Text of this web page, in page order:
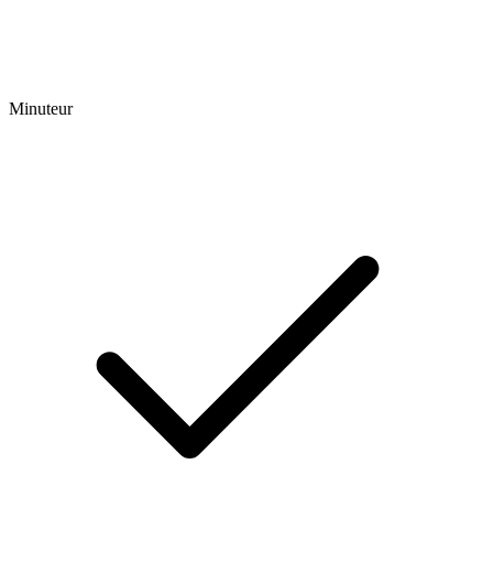
Minuteur